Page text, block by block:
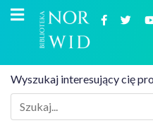
Wyszukaj interesujący cię